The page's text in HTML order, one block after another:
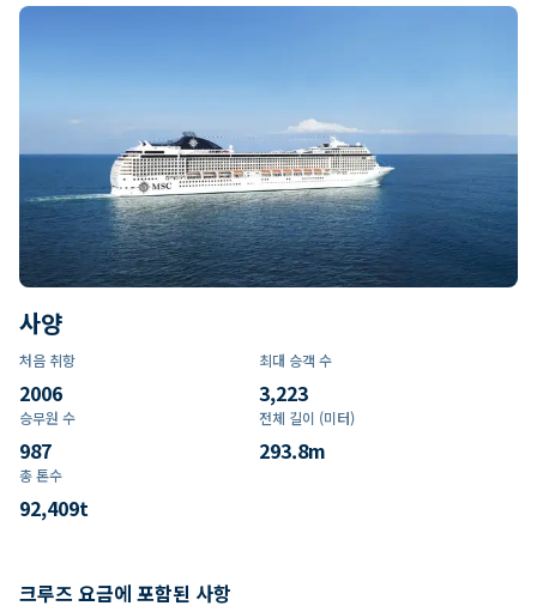
사양
처음 취항
2006
최대 승객 수
3,223
승무원 수
987
전체 길이 (미터)
293.8m
총 톤수
92,409t
크루즈 요금에 포함된 사항